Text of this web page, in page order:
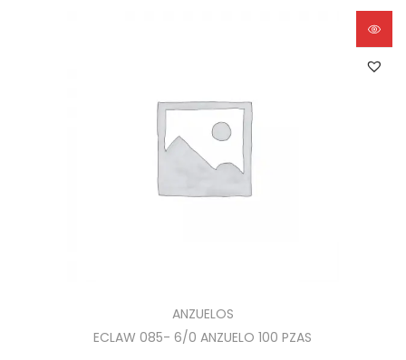
ANZUELOS
ECLAW 085- 6/0 ANZUELO 100 PZAS